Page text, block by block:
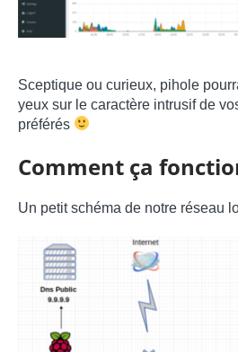
Sceptique ou curieux, pihole
yeux sur le caractère intrusif de
préférés
Comment ça
Un petit schéma de notre réseau